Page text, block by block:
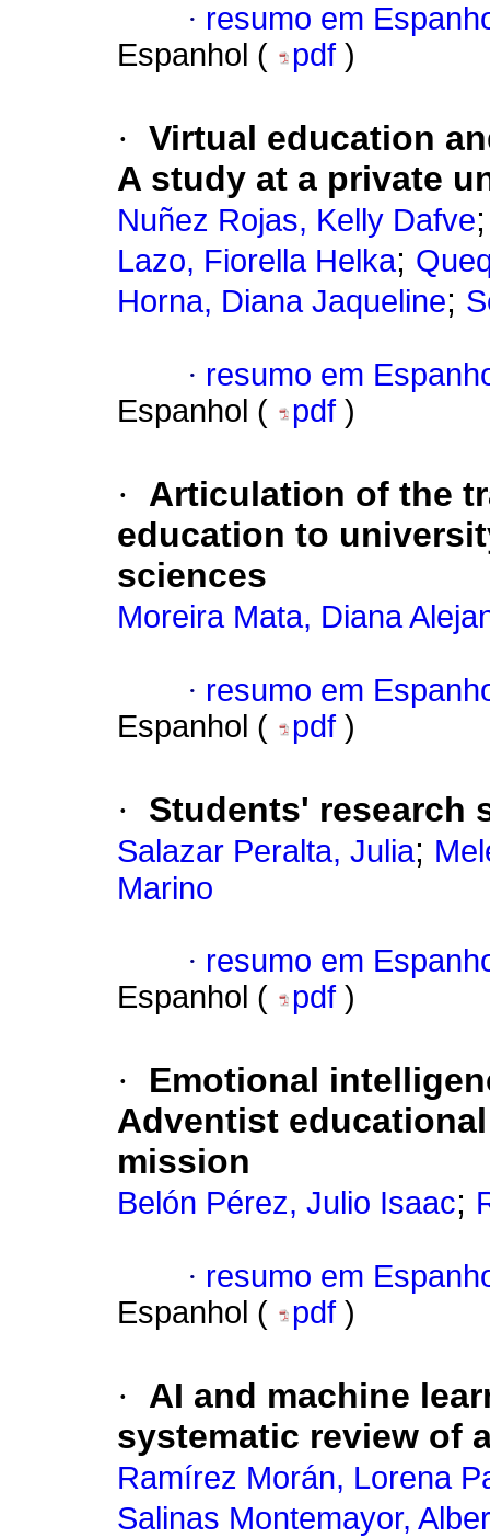
· resumo em
Espanhol (
pdf )
· Virtual education
A study at a private
Nuñez Rojas, Kelly Dafve
Lazo, Fiorella Helka;
Horna, Diana Jaqueline;
· resumo em
Espanhol (
pdf )
·
Articulation of the
education to
sciences
Moreira Mata, Diana
· resumo em
Espanhol (
pdf )
· Students' research
Salazar Peralta, Julia;
Marino
· resumo em
Espanhol (
pdf )
·
Emotional
Adventist
mission
Belón Pérez, Julio Isaac;
· resumo em
Espanhol (
pdf )
·
AI and machine
systematic review of
Ramírez Morán, Lorena
Salinas Montemayor,